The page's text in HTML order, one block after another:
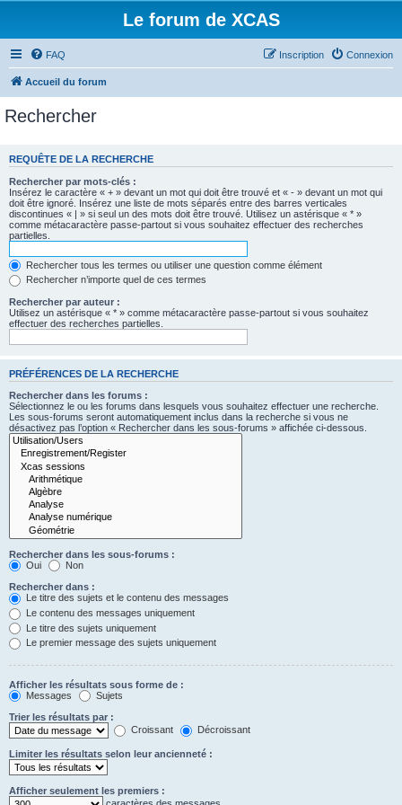
Le forum de XCAS
FAQ Connexion
Inscription
Accueil du forum
Rechercher
REQUÊTE DE LA RECHERCHE
Rechercher par mots-clés :
Insérez le caractère « + » devant un mot qui doit être trouvé et « - » devant un mot qui
doit être ignoré. Insérez une liste de mots séparés entre des barres verticales
discontinues « | » si seul un des mots doit être trouvé. Utilisez un astérisque « * »
comme métacaractère passe-partout si vous souhaitez effectuer des recherches
partielles.
Rechercher tous les termes ou utiliser une question comme élément
Rechercher n’importe quel de ces termes
Rechercher par auteur :
Utilisez un astérisque « * » comme métacaractère passe-partout si vous souhaitez
effectuer des recherches partielles.
PRÉFÉRENCES DE LA RECHERCHE
Rechercher dans les forums :
Sélectionnez le ou les forums dans lesquels vous souhaitez effectuer une recherche.
Les sous-forums seront automatiquement inclus dans la recherche si vous ne
désactivez pas l’option « Rechercher dans les sous-forums » affichée ci-dessous.
Rechercher dans les sous-forums :
Oui
Non
Rechercher dans :
Le titre des sujets et le contenu des messages
Le contenu des messages uniquement
Le titre des sujets uniquement
Le premier message des sujets uniquement
Afficher les résultats sous forme de :
Messages
Sujets
Trier les résultats par :
Croissant
Décroissant
Limiter les résultats selon leur ancienneté :
Afficher seulement les premiers :